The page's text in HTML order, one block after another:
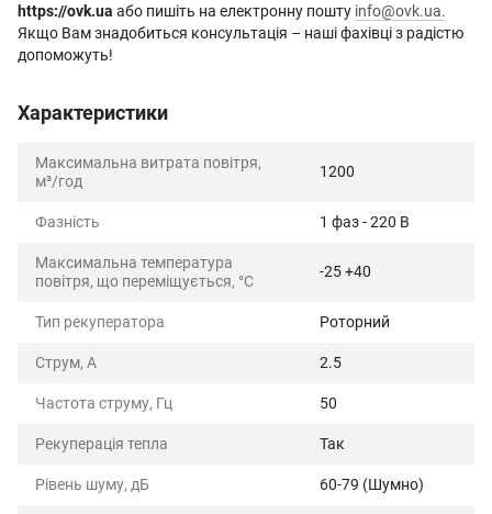
https://ovk.ua або пишіть на електронну пошту info@ovk.ua.
Якщо Вам знадобиться консультація – наші фахівці з радістю
допоможуть!
Характеристики
Максимальна витрата повітря,
м³/год
1200
Фазність 1 фаз - 220 В
Максимальна температура
повітря, що переміщується, °C
-25 +40
Тип рекуператора Роторний
Струм, А 2.5
Частота струму, Гц 50
Рекуперація тепла Так
Рівень шуму, дБ 60-79 (Шумно)